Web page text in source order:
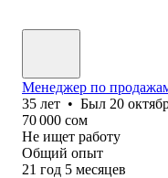
Менеджер по
35 лет • Был 20
70 000 сом
Не ищет работу
Общий опыт
21 год 5 месяцев